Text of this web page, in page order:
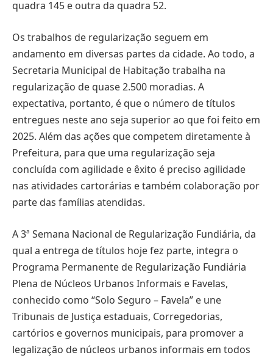
quadra 145 e outra da quadra 52.
Os trabalhos de regularização seguem em
andamento em diversas partes da cidade. Ao todo, a
Secretaria Municipal de Habitação trabalha na
regularização de quase 2.500 moradias. A
expectativa, portanto, é que o número de títulos
entregues neste ano seja superior ao que foi feito em
2025. Além das ações que competem diretamente à
Prefeitura, para que uma regularização seja
concluída com agilidade e êxito é preciso agilidade
nas atividades cartorárias e também colaboração por
parte das famílias atendidas.
A 3ª Semana Nacional de Regularização Fundiária, da
qual a entrega de títulos hoje fez parte, integra o
Programa Permanente de Regularização Fundiária
Plena de Núcleos Urbanos Informais e Favelas,
conhecido como “Solo Seguro – Favela” e une
Tribunais de Justiça estaduais, Corregedorias,
cartórios e governos municipais, para promover a
legalização de núcleos urbanos informais em todos